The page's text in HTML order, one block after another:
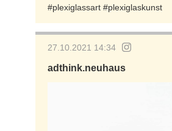
#plexiglassart #plexiglaskunst
27.10.2021 14:34
adthink.neuhaus